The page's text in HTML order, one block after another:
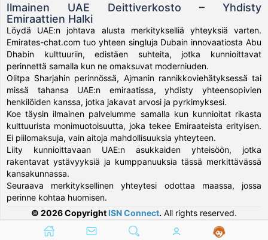
Ilmainen UAE Deittiverkosto – Yhdisty
Emiraattien Halki
Löydä UAE:n johtava alusta merkitykselliä yhteyksiä varten.
Emirates-chat.com tuo yhteen singluja Dubain innovaatiosta Abu
Dhabin kulttuuriin, edistäen suhteita, jotka kunnioittavat
perinnettä samalla kun ne omaksuvat moderniuden.
Olitpa Sharjahin perinnössä, Ajmanin rannikkoviehätyksessä tai
missä tahansa UAE:n emiraatissa, yhdisty yhteensopivien
henkilöiden kanssa, jotka jakavat arvosi ja pyrkimyksesi.
Koe täysin ilmainen palvelumme samalla kun kunnioitat rikasta
kulttuurista monimuotoisuutta, joka tekee Emiraateista erityisen.
Ei piilomaksuja, vain aitoja mahdollisuuksia yhteyteen.
Liity kunnioittavaan UAE:n asukkaiden yhteisöön, jotka
rakentavat ystävyyksiä ja kumppanuuksia tässä merkittävässä
kansakunnassa.
Seuraava merkityksellinen yhteytesi odottaa maassa, jossa
perinne kohtaa huomisen.
© 2026 Copyright ISN Connect. All rights reserved.